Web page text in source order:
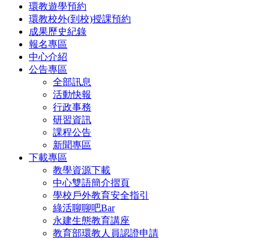
環教遊學預約
環教校外(到校)授課預約
成果歷史紀錄
報名專區
中心介紹
公告專區
全部訊息
活動快報
行政事務
研習資訊
課程公告
新聞專區
下載專區
教學資源下載
中心雙語簡介摺頁
學校戶外教育安全指引
綠活聊聊吧Bar
永建生態教育講座
教育部環教人員認證申請